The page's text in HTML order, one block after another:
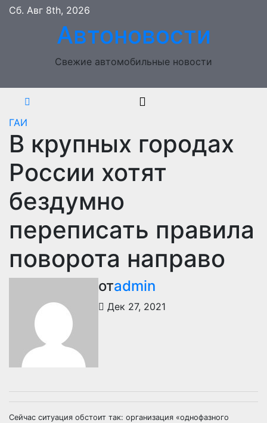
Перейти
содержимому
Сб. Авг 8th, 2026
Автоновости
Свежие автомобильные новости
ГАИ
В крупных городах
России хотят
бездумно
переписать правила
поворота направо
отadmin
Дек 27, 2021
Сейчас ситуация обстоит так: организация «однофазного